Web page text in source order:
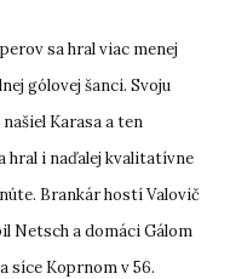
sa hral viac menej
gólovej šanci. Svoju
Karasa a ten
hral i naďalej kvalitatívne
Brankár hostí Valovič
Netsch a domáci Gálom
síce Koprnom v 56.